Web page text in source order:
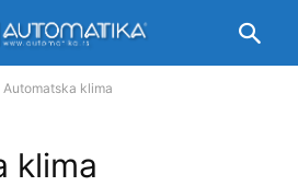
Automatska klima
klima